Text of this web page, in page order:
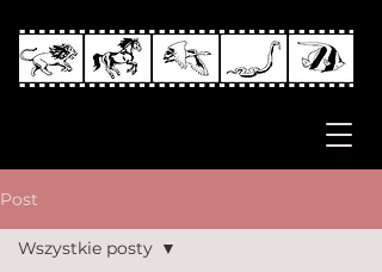
Post
Wszystkie posty